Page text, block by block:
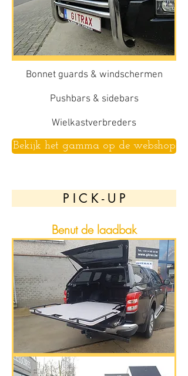
Bonnet guards & windschermen
Pushbars & sidebars
Wielkastverbreders
Bekijk het gamma op de webshop
P I C K - U P
Benut de laadbak